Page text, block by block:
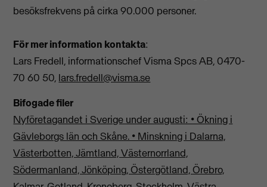
besöksfrekvens på cirka 90.000 personer.
För mer information kontakta:
Lars Fredell, informationschef Visma Spcs AB, 0470-
70 60 50, lars.fredell@visma.se
Bifogade filer
Nyföretagandet i Sverige under augusti: • Ökning i
Gävleborgs län och Skåne. • Minskning i Dalarna,
Västerbotten, Jämtland, Västernorrland,
Södermanland, Jönköping, Östergötland, Örebro,